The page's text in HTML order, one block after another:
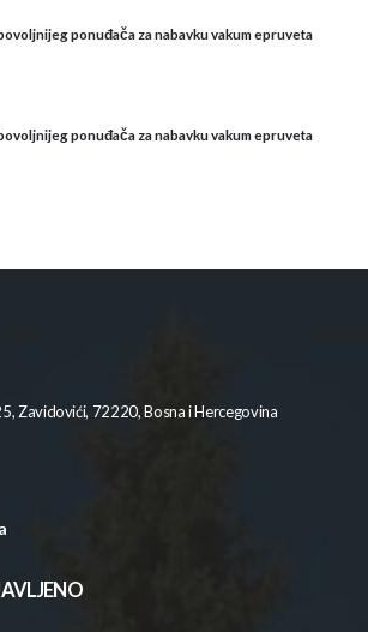
ponuđača za nabavku vakum epruveta
ponuđača za nabavku vakum epruveta
Zavidovići, 72220, Bosna i Hercegovina